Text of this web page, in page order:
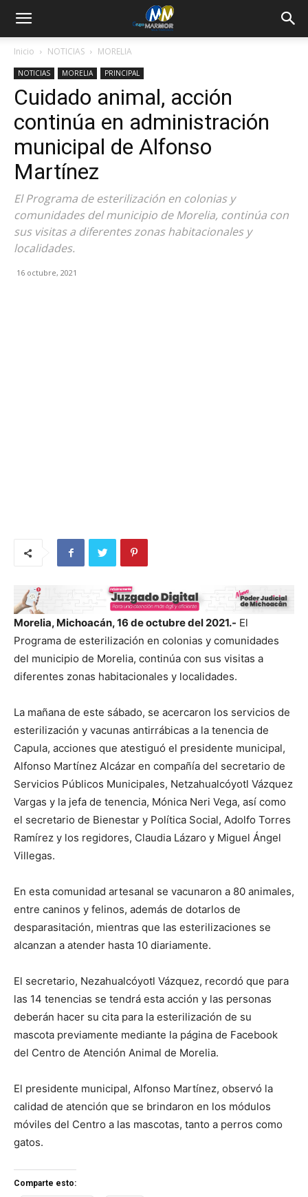
Inicio NOTICIAS MORELIA
NOTICIAS MORELIA PRINCIPAL
Cuidado animal, acción
continúa en administración
municipal de Alfonso
Martínez
El Programa de esterilización en colonias y
comunidades del municipio de Morelia, continúa con
sus visitas a diferentes zonas habitacionales y
localidades.
16 octubre, 2021
Morelia, Michoacán, 16 de octubre del 2021.- El
Programa de esterilización en colonias y comunidades
del municipio de Morelia, continúa con sus visitas a
diferentes zonas habitacionales y localidades.
La mañana de este sábado, se acercaron los servicios de
esterilización y vacunas antirrábicas a la tenencia de
Capula, acciones que atestiguó el presidente municipal,
Alfonso Martínez Alcázar en compañía del secretario de
Servicios Públicos Municipales, Netzahualcóyotl Vázquez
Vargas y la jefa de tenencia, Mónica Neri Vega, así como
el secretario de Bienestar y Política Social, Adolfo Torres
Ramírez y los regidores, Claudia Lázaro y Miguel Ángel
Villegas.
En esta comunidad artesanal se vacunaron a 80 animales,
entre caninos y felinos, además de dotarlos de
desparasitación, mientras que las esterilizaciones se
alcanzan a atender hasta 10 diariamente.
El secretario, Nezahualcóyotl Vázquez, recordó que para
las 14 tenencias se tendrá esta acción y las personas
deberán hacer su cita para la esterilización de su
mascota previamente mediante la página de Facebook
del Centro de Atención Animal de Morelia.
El presidente municipal, Alfonso Martínez, observó la
calidad de atención que se brindaron en los módulos
móviles del Centro a las mascotas, tanto a perros como
gatos.
Comparte esto: